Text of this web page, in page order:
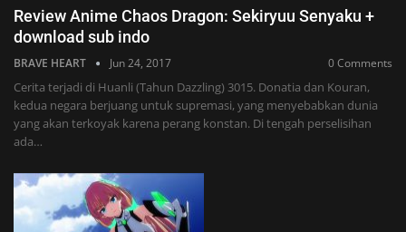
Review Anime Chaos Dragon: Sekiryuu Senyaku +
download sub indo
BRAVE HEART Jun 24, 2017 0 Comments
Cerita terjadi di Huanli (Tahun Dazzling) 3015. Donatia dan Kouran,
kedua negara berjuang untuk supremasi, yang menyebabkan dunia
yang akan terkoyak karena perang konstan. Di tengah perselisihan
ada…